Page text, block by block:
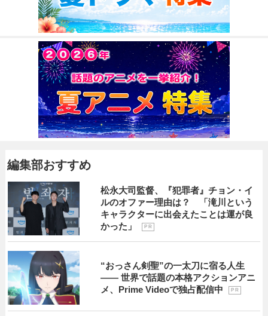
編集部おすすめ
松永大司監督、『犯罪者』チョン・イ
ルのオファー理由は？ 「滝川という
キャラクターに出会えたことは運が良
かった」
P R
“おっさん剣聖”の一太刀に宿る人生
―― 世界で話題の本格アクションアニ
メ、Prime Videoで独占配信中
P R